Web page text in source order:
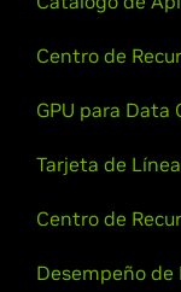
tiempo de
También
entre las nubes
una vez,
Centro de
GPU para Data
Tarjeta de
Centro de
Desempeño